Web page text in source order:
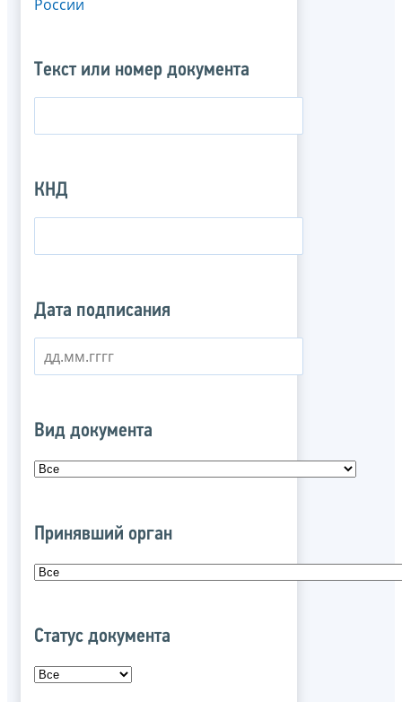
России
Текст или номер документа
КНД
Дата подписания
Вид документа
Принявший орган
Статус документа